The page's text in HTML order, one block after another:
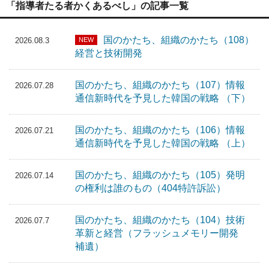
「指導者たる者かくあるべし」の記事一覧
2026.08.3 NEW
国のかたち、組織のかたち（108）
経営と技術開発
2026.07.28
国のかたち、組織のかたち（107）情報
通信新時代を予見した韓国の戦略 （下）
2026.07.21
国のかたち、組織のかたち（106）情報
通信新時代を予見した韓国の戦略 （上）
2026.07.14
国のかたち、組織のかたち（105）発明
の権利は誰のもの（404特許訴訟）
2026.07.7
国のかたち、組織のかたち（104）技術
革新と経営（フラッシュメモリー開発
補遺）